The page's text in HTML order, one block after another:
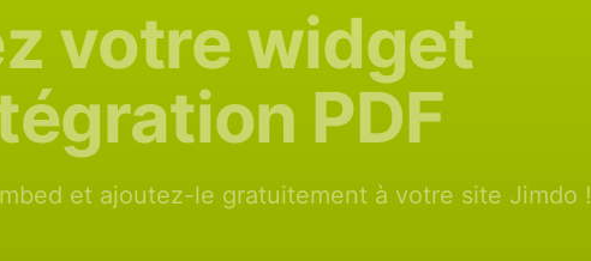
votre widget
PDF
et ajoutez-le gratuitement à votre site Jimdo !